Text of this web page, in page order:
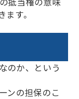
す。
のか、という
ンの担保のこ